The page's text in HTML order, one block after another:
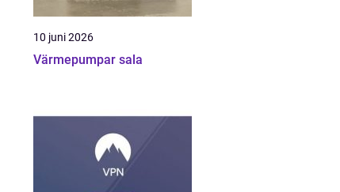
10 juni 2026
Värmepumpar sala